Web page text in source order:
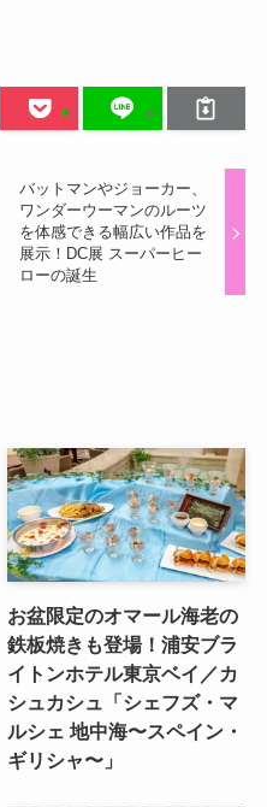
バットマンやジョーカー、
ワンダーウーマンのルーツ
を体感できる幅広い作品を
展示！DC展 スーパーヒー
ローの誕生
お盆限定のオマール海老の
鉄板焼きも登場！浦安ブラ
イトンホテル東京ベイ／カ
シュカシュ「シェフズ・マ
ルシェ 地中海〜スペイン・
ギリシャ〜」